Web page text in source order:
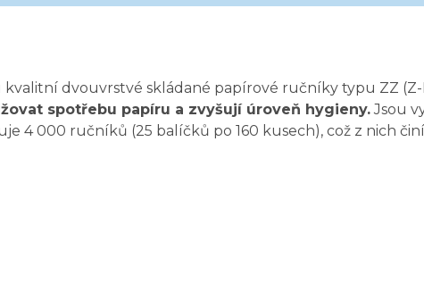
kvalitní dvouvrstvé skládané papírové ručníky typu ZZ
spotřebu papíru a zvyšují úroveň hygieny.Jsou
4 000 ručníků (25 balíčků po 160 kusech), což z nich